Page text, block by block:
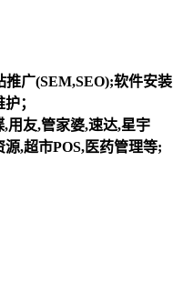
广(SEM,SEO);软件安装
；
用友,管家婆,速达,星宇
,超市POS,医药管理等;